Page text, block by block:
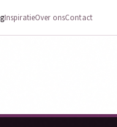
InspiratieOver onsContact